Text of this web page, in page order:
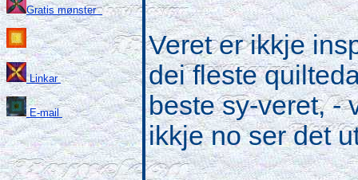
Veret er ikkje
dei fleste
beste sy-veret, -
ikkje no ser det
Gratis mønster
Linkar
E-mail